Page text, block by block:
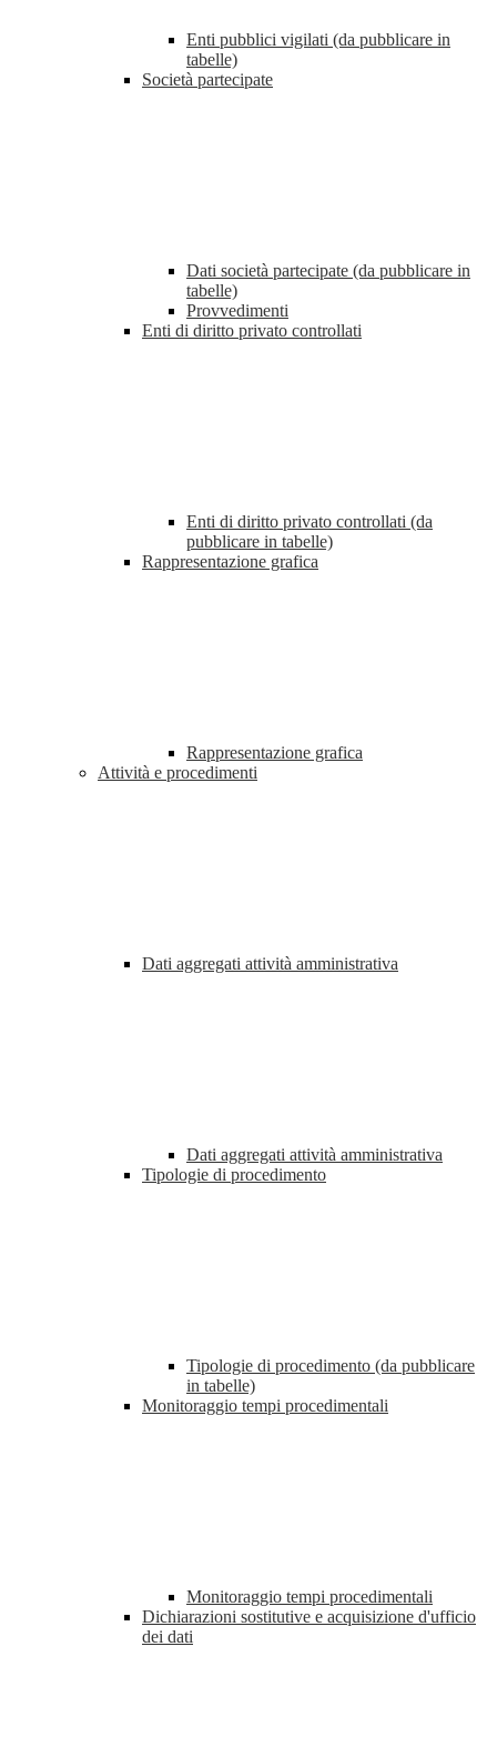
Enti pubblici vigilati (da pubblicare in
tabelle)
Società partecipate
Dati società partecipate (da pubblicare in
tabelle)
Provvedimenti
Enti di diritto privato controllati
Enti di diritto privato controllati (da
pubblicare in tabelle)
Rappresentazione grafica
Rappresentazione grafica
Attività e procedimenti
Dati aggregati attività amministrativa
Dati aggregati attività amministrativa
Tipologie di procedimento
Tipologie di procedimento (da pubblicare
in tabelle)
Monitoraggio tempi procedimentali
Monitoraggio tempi procedimentali
Dichiarazioni sostitutive e acquisizione d'ufficio
dei dati